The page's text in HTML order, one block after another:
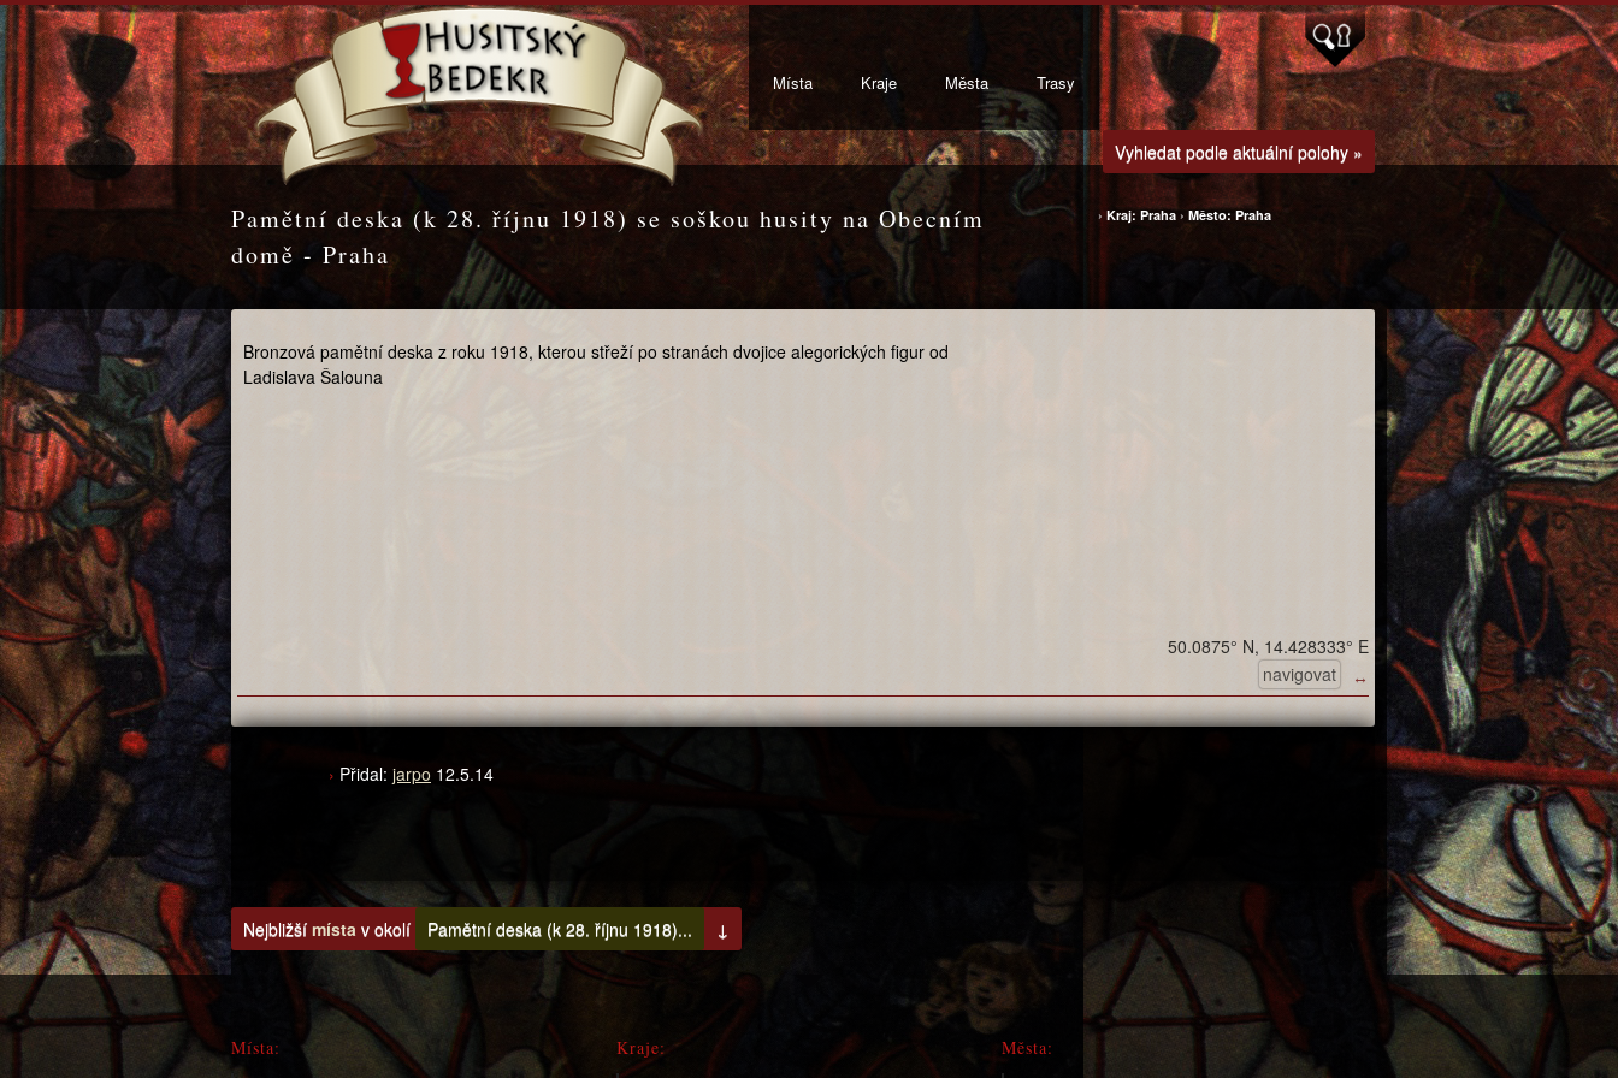
Místa Kraje Města Trasy
Vyhledat podle aktuální polohy »
Pamětní deska (k 28. říjnu 1918) se soškou husity na Obecním
domě - Praha
› Kraj: Praha› Město: Praha
Bronzová pamětní deska z roku 1918, kterou střeží po stranách dvojice alegorických figur od
Ladislava Šalouna
↔
50.0875° N, 14.428333° E
navigovat
Přidal: jarpo 12.5.14
Nejbližší místa v okolí Pamětní deska (k 28. říjnu 1918)... ↓
Místa: Kraje: Města: